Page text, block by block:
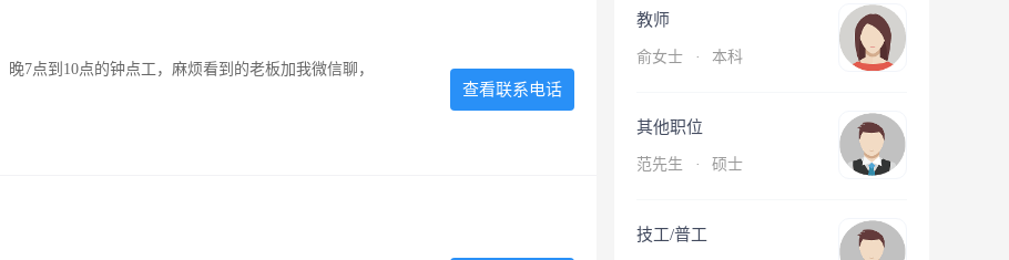
教师
俞女士 · 本科
其他职位
范先生 · 硕士
技工/普工
7点到10点的钟点工，麻烦看到的老板加我微信聊，
查看联系电话